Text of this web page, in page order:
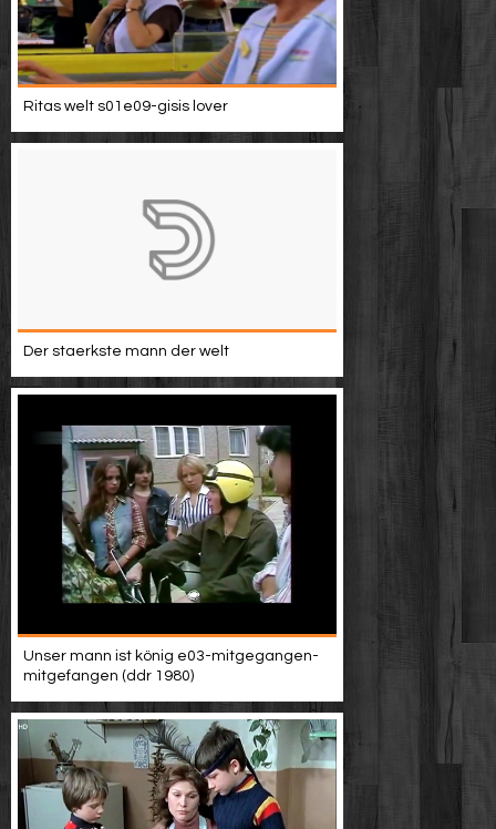
Ritas welt s01e09-gisis lover
Der staerkste mann der welt
Unser mann ist könig e03-mitgegangen-
mitgefangen (ddr 1980)